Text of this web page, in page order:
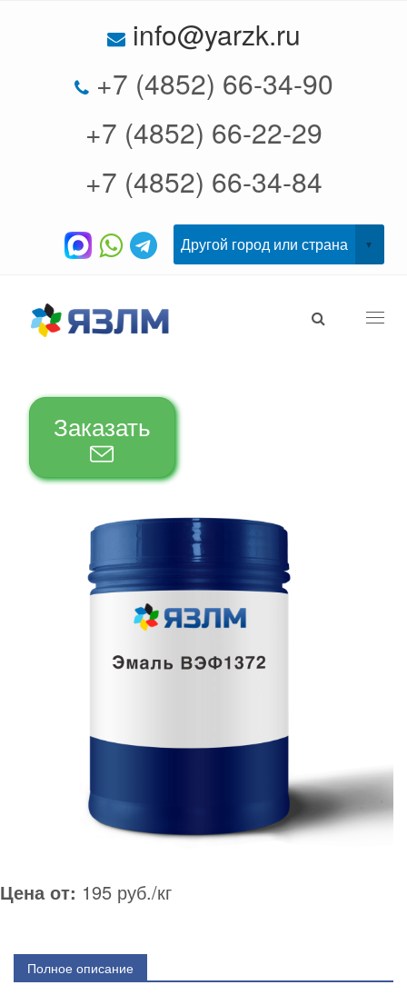
info@yarzk.ru
+7 (4852) 66-34-90
+7 (4852) 66-22-29
+7 (4852) 66-34-84
Заказать
Цена от: 195 руб./кг
Полное описание